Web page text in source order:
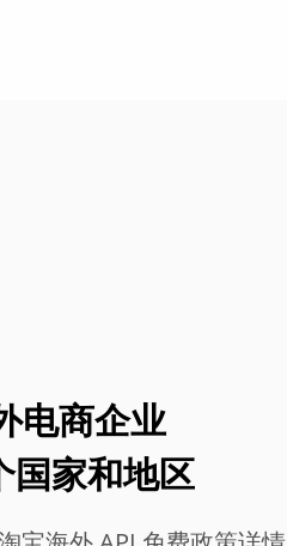
电商企业
国家和地区